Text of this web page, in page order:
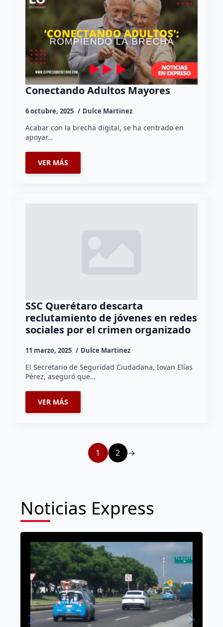
Conectando Adultos Mayores
6 octubre, 2025 Dulce Martinez
Acabar con la brecha digital, se ha centrado en
apoyar…
VER MÁS
SSC Querétaro descarta
reclutamiento de jóvenes en redes
sociales por el crimen organizado
11 marzo, 2025 Dulce Martinez
El Secretario de Seguridad Ciudadana, Iovan Elías
Pérez, aseguró que…
VER MÁS
1 2 →
Noticias Express